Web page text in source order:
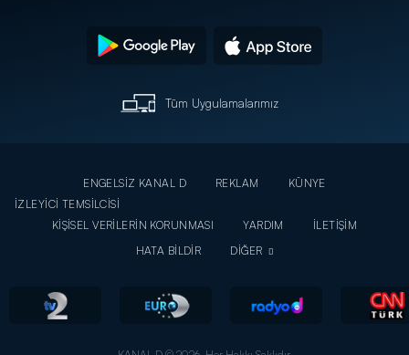
Tüm Uygulamalarımız
ENGELSİZ KANAL D REKLAM
KÜNYE
İZLEYİCİ TEMSİLCİSİ
KİŞİSEL VERİLERİN KORUNMASI
YARDIM
İLETİŞİM
HATA BİLDİR
DİĞER